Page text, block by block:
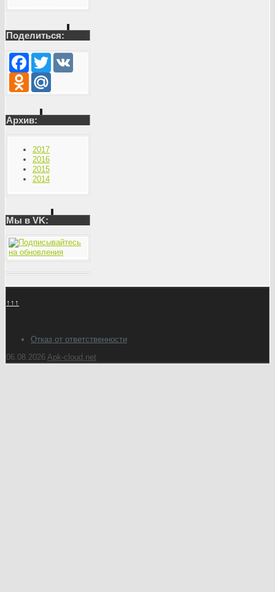
Поделиться:
FacebookTwitter
Odnoklassniki
Архив:
2017
2016
2015
2014
Мы в VK:
↑↑↑
Отказ от ответственности
06.08.2026 Apk-cloud.net